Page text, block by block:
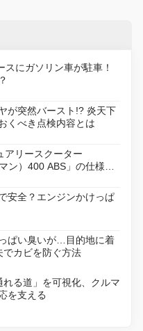
スにガソリン車が駐車！
が突然バースト!? 炎天下
くべき点検内容とは
アリースクーター
ン）400 ABS」の仕様を
安全？エンジンかけっぱ
ぱい臭いが…目的地に着
でカビを防ぐ方法
る道」を可視化、クルマ
を支える